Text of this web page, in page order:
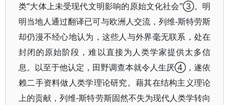
类“大体上未受现代文明影响的原始文化社会”③。明
明当地人通过翻译已可与欧洲人交流，列维-斯特劳斯
却仍漫不经心地认为，这些人与外界毫无联系，处在
封闭的原始阶段，难以直接为人类学家提供太多信
息。以至于他认定，田野调查本就令人生厌④，遂依
赖二手资料做人类学理论研究。藉其在结构主义理论
上的贡献，列维-斯特劳斯固然不失为现代人类学转向